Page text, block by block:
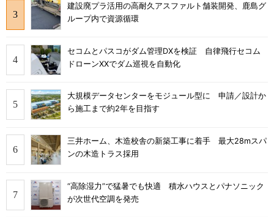
建設廃プラ活用の高耐久アスファルト舗装開発、鹿島グ
ループ内で資源循環
セコムとパスコがダム管理DXを検証 自律飛行セコム
ドローンXXでダム巡視を自動化
大規模データセンターをモジュール型に 申請／設計か
ら施工まで約2年を目指す
三井ホーム、木造校舎の新築工事に着手 最大28mスパ
ンの木造トラス採用
“高除湿力”で猛暑でも快適 積水ハウスとパナソニック
が次世代空調を発売